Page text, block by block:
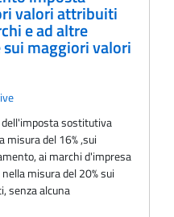
valori attribuiti
e ad altre
maggiori valori
sostitutiva
misura del 16% ,sui
ai marchi d'impresa
misura del 20% sui
senza alcuna